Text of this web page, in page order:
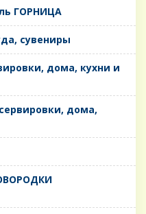
ГОРНИЦА
сувениры
дома, кухни и
сервировки, дома,